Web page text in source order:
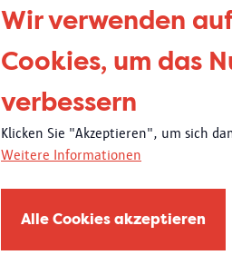
Wir verwenden
Cookies, um das
verbessern
Klicken Sie "Akzeptieren", um sich
Weitere Informationen
Alle Cookies akzeptieren